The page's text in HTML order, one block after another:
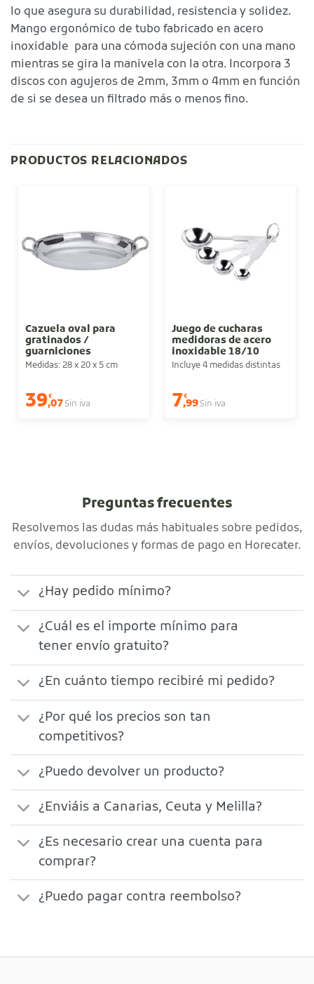
lo que asegura su durabilidad, resistencia y solidez.
Mango ergonómico de tubo fabricado en acero
inoxidable para una cómoda sujeción con una mano
mientras se gira la manivela con la otra. Incorpora 3
discos con agujeros de 2mm, 3mm o 4mm en función
de si se desea un filtrado más o menos fino.
PRODUCTOS RELACIONADOS
Cazuela oval para
gratinados /
guarniciones
Medidas: 28 x 20 x 5 cm
39€
,07Sin iva
Juego de cucharas
medidoras de acero
inoxidable 18/10
Incluye 4 medidas distintas
7€
,99Sin iva
Preguntas frecuentes
Resolvemos las dudas más habituales sobre pedidos,
envíos, devoluciones y formas de pago en Horecater.
¿Hay pedido mínimo?
¿Cuál es el importe mínimo para
tener envío gratuito?
¿En cuánto tiempo recibiré mi pedido?
¿Por qué los precios son tan
competitivos?
¿Puedo devolver un producto?
¿Enviáis a Canarias, Ceuta y Melilla?
¿Es necesario crear una cuenta para
comprar?
¿Puedo pagar contra reembolso?